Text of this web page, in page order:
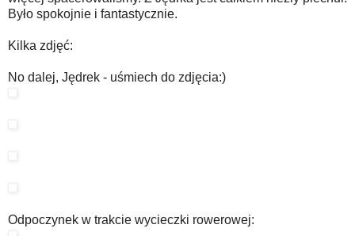
Było spokojnie i fantastycznie.
Kilka zdjęć:
No dalej, Jędrek - uśmiech do zdjęcia:)
Odpoczynek w trakcie wycieczki rowerowej: